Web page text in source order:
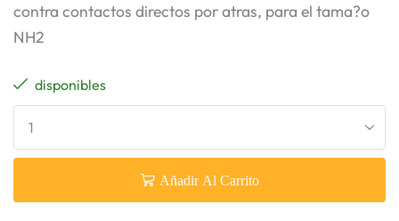
contra contactos directos por atras, para el tama?o
NH2
disponibles
Añadir Al Carrito